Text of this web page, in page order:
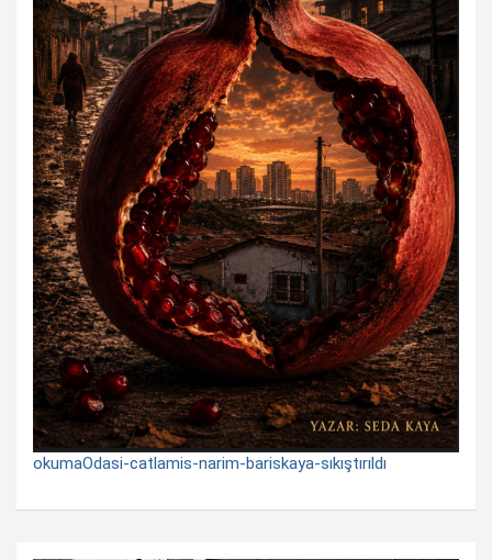
okumaOdasi-catlamis-narim-bariskaya-sıkıştırıldı